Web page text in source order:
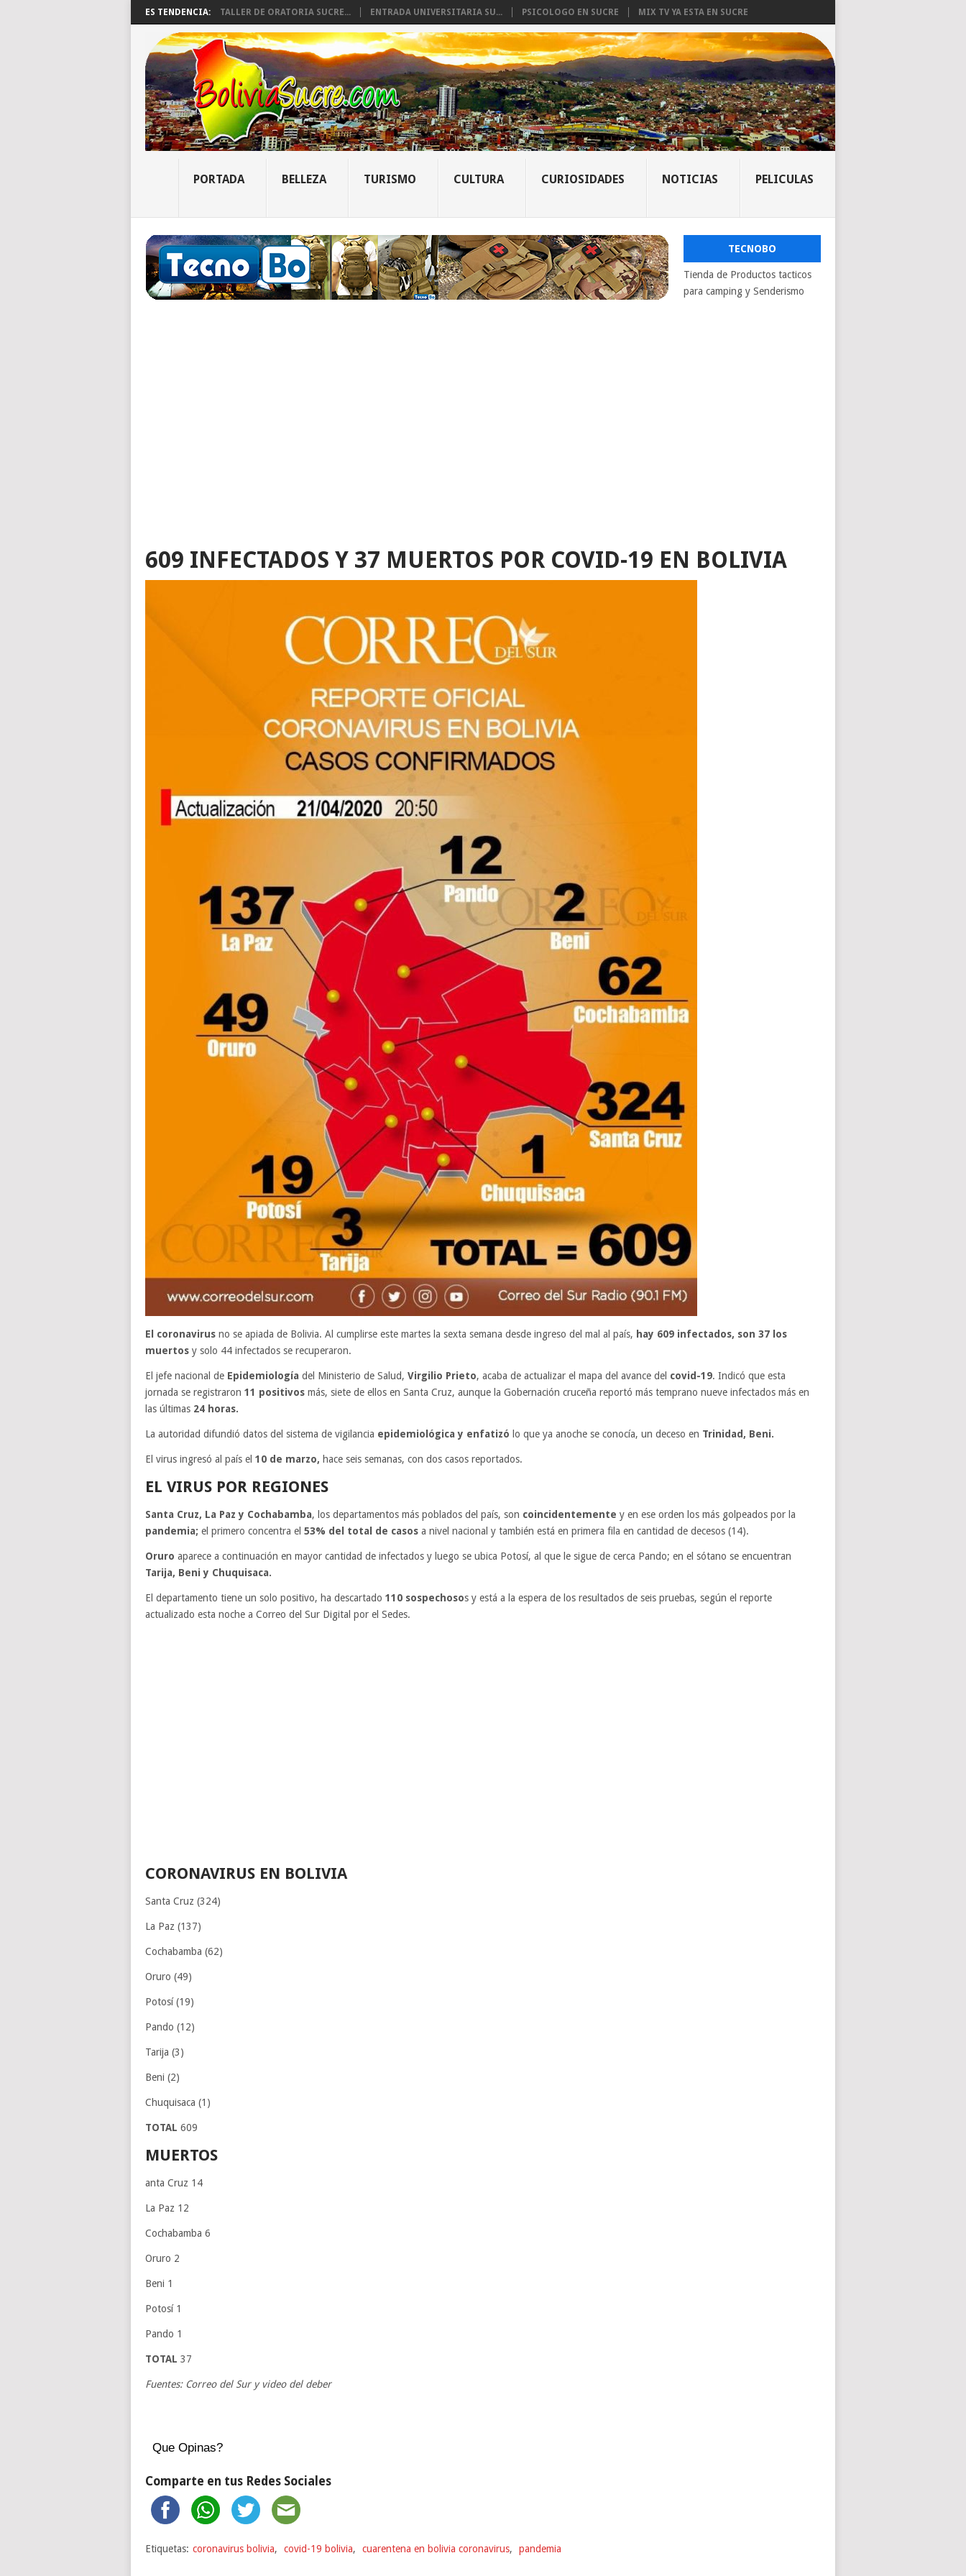
ES TENDENCIA: TALLER DE ORATORIA SUCRE... ENTRADA UNIVERSITARIA SU... PSICOLOGO EN SUCRE MIX TV YA ESTA EN SUCRE
PORTADA BELLEZA TURISMO CULTURA CURIOSIDADES NOTICIAS PELICULAS
TECNOBO
Tienda de Productos tacticos
para camping y Senderismo
609 INFECTADOS Y 37 MUERTOS POR COVID-19 EN BOLIVIA
El coronavirus no se apiada de Bolivia. Al cumplirse este martes la sexta semana desde ingreso del mal al país, hay 609 infectados, son 37 los
muertos y solo 44 infectados se recuperaron.
El jefe nacional de Epidemiología del Ministerio de Salud, Virgilio Prieto, acaba de actualizar el mapa del avance del covid-19. Indicó que esta
jornada se registraron 11 positivos más, siete de ellos en Santa Cruz, aunque la Gobernación cruceña reportó más temprano nueve infectados más en
las últimas 24 horas.
La autoridad difundió datos del sistema de vigilancia epidemiológica y enfatizó lo que ya anoche se conocía, un deceso en Trinidad, Beni.
El virus ingresó al país el 10 de marzo, hace seis semanas, con dos casos reportados.
EL VIRUS POR REGIONES
Santa Cruz, La Paz y Cochabamba, los departamentos más poblados del país, son coincidentemente y en ese orden los más golpeados por la
pandemia; el primero concentra el 53% del total de casos a nivel nacional y también está en primera fila en cantidad de decesos (14).
Oruro aparece a continuación en mayor cantidad de infectados y luego se ubica Potosí, al que le sigue de cerca Pando; en el sótano se encuentran
Tarija, Beni y Chuquisaca.
El departamento tiene un solo positivo, ha descartado 110 sospechosos y está a la espera de los resultados de seis pruebas, según el reporte
actualizado esta noche a Correo del Sur Digital por el Sedes.
CORONAVIRUS EN BOLIVIA
Santa Cruz (324)
La Paz (137)
Cochabamba (62)
Oruro (49)
Potosí (19)
Pando (12)
Tarija (3)
Beni (2)
Chuquisaca (1)
TOTAL 609
MUERTOS
anta Cruz 14
La Paz 12
Cochabamba 6
Oruro 2
Beni 1
Potosí 1
Pando 1
TOTAL 37
Fuentes: Correo del Sur y video del deber
Que Opinas?
Comparte en tus Redes Sociales
Etiquetas: coronavirus bolivia, covid-19 bolivia, cuarentena en bolivia coronavirus, pandemia